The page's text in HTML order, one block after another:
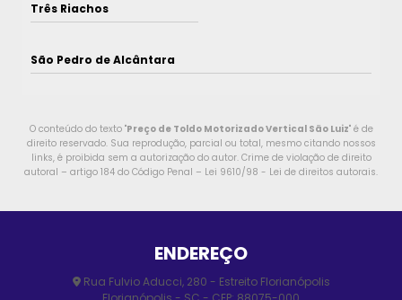
Três Riachos
São Pedro de Alcântara
O conteúdo do texto "Preço de Toldo Motorizado Vertical São Luiz" é de
direito reservado. Sua reprodução, parcial ou total, mesmo citando nossos
links, é proibida sem a autorização do autor. Crime de violação de direito
autoral – artigo 184 do Código Penal – Lei 9610/98 - Lei de direitos autorais.
ENDEREÇO
Rua Fulvio Aducci, 280 - Estreito Florianópolis